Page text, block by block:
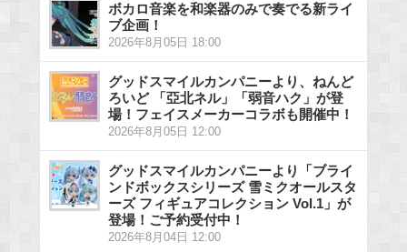
ボカロ音楽を和楽器のみで奏でる新ライ
ブ企画！
2026年8月05日 18:00
グッドスマイルカンパニーより、ねんど
ろいど 「亞北ネル」「弱音ハク」が登
場！フェイスメーカーコラボも開催中！
2026年8月05日 12:00
グッドスマイルカンパニーより「ブライ
ンドボックスシリーズ 雪ミクオールスタ
ーズ フィギュアコレクション Vol.1」が
登場！ご予約受付中！
2026年8月04日 12:00